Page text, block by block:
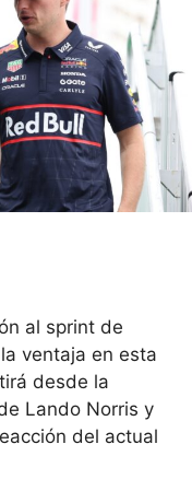
al sprint de
ventaja en esta
desde la
Lando Norris y
del actual